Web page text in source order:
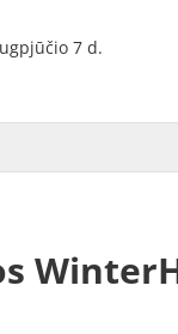
7 d.